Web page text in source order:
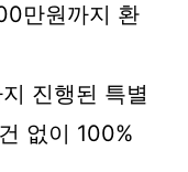
만원까지 환
진행된 특별
없이 100%